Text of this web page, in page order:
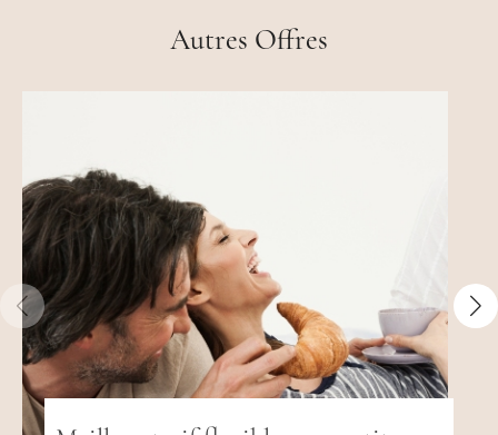
Autres Offres